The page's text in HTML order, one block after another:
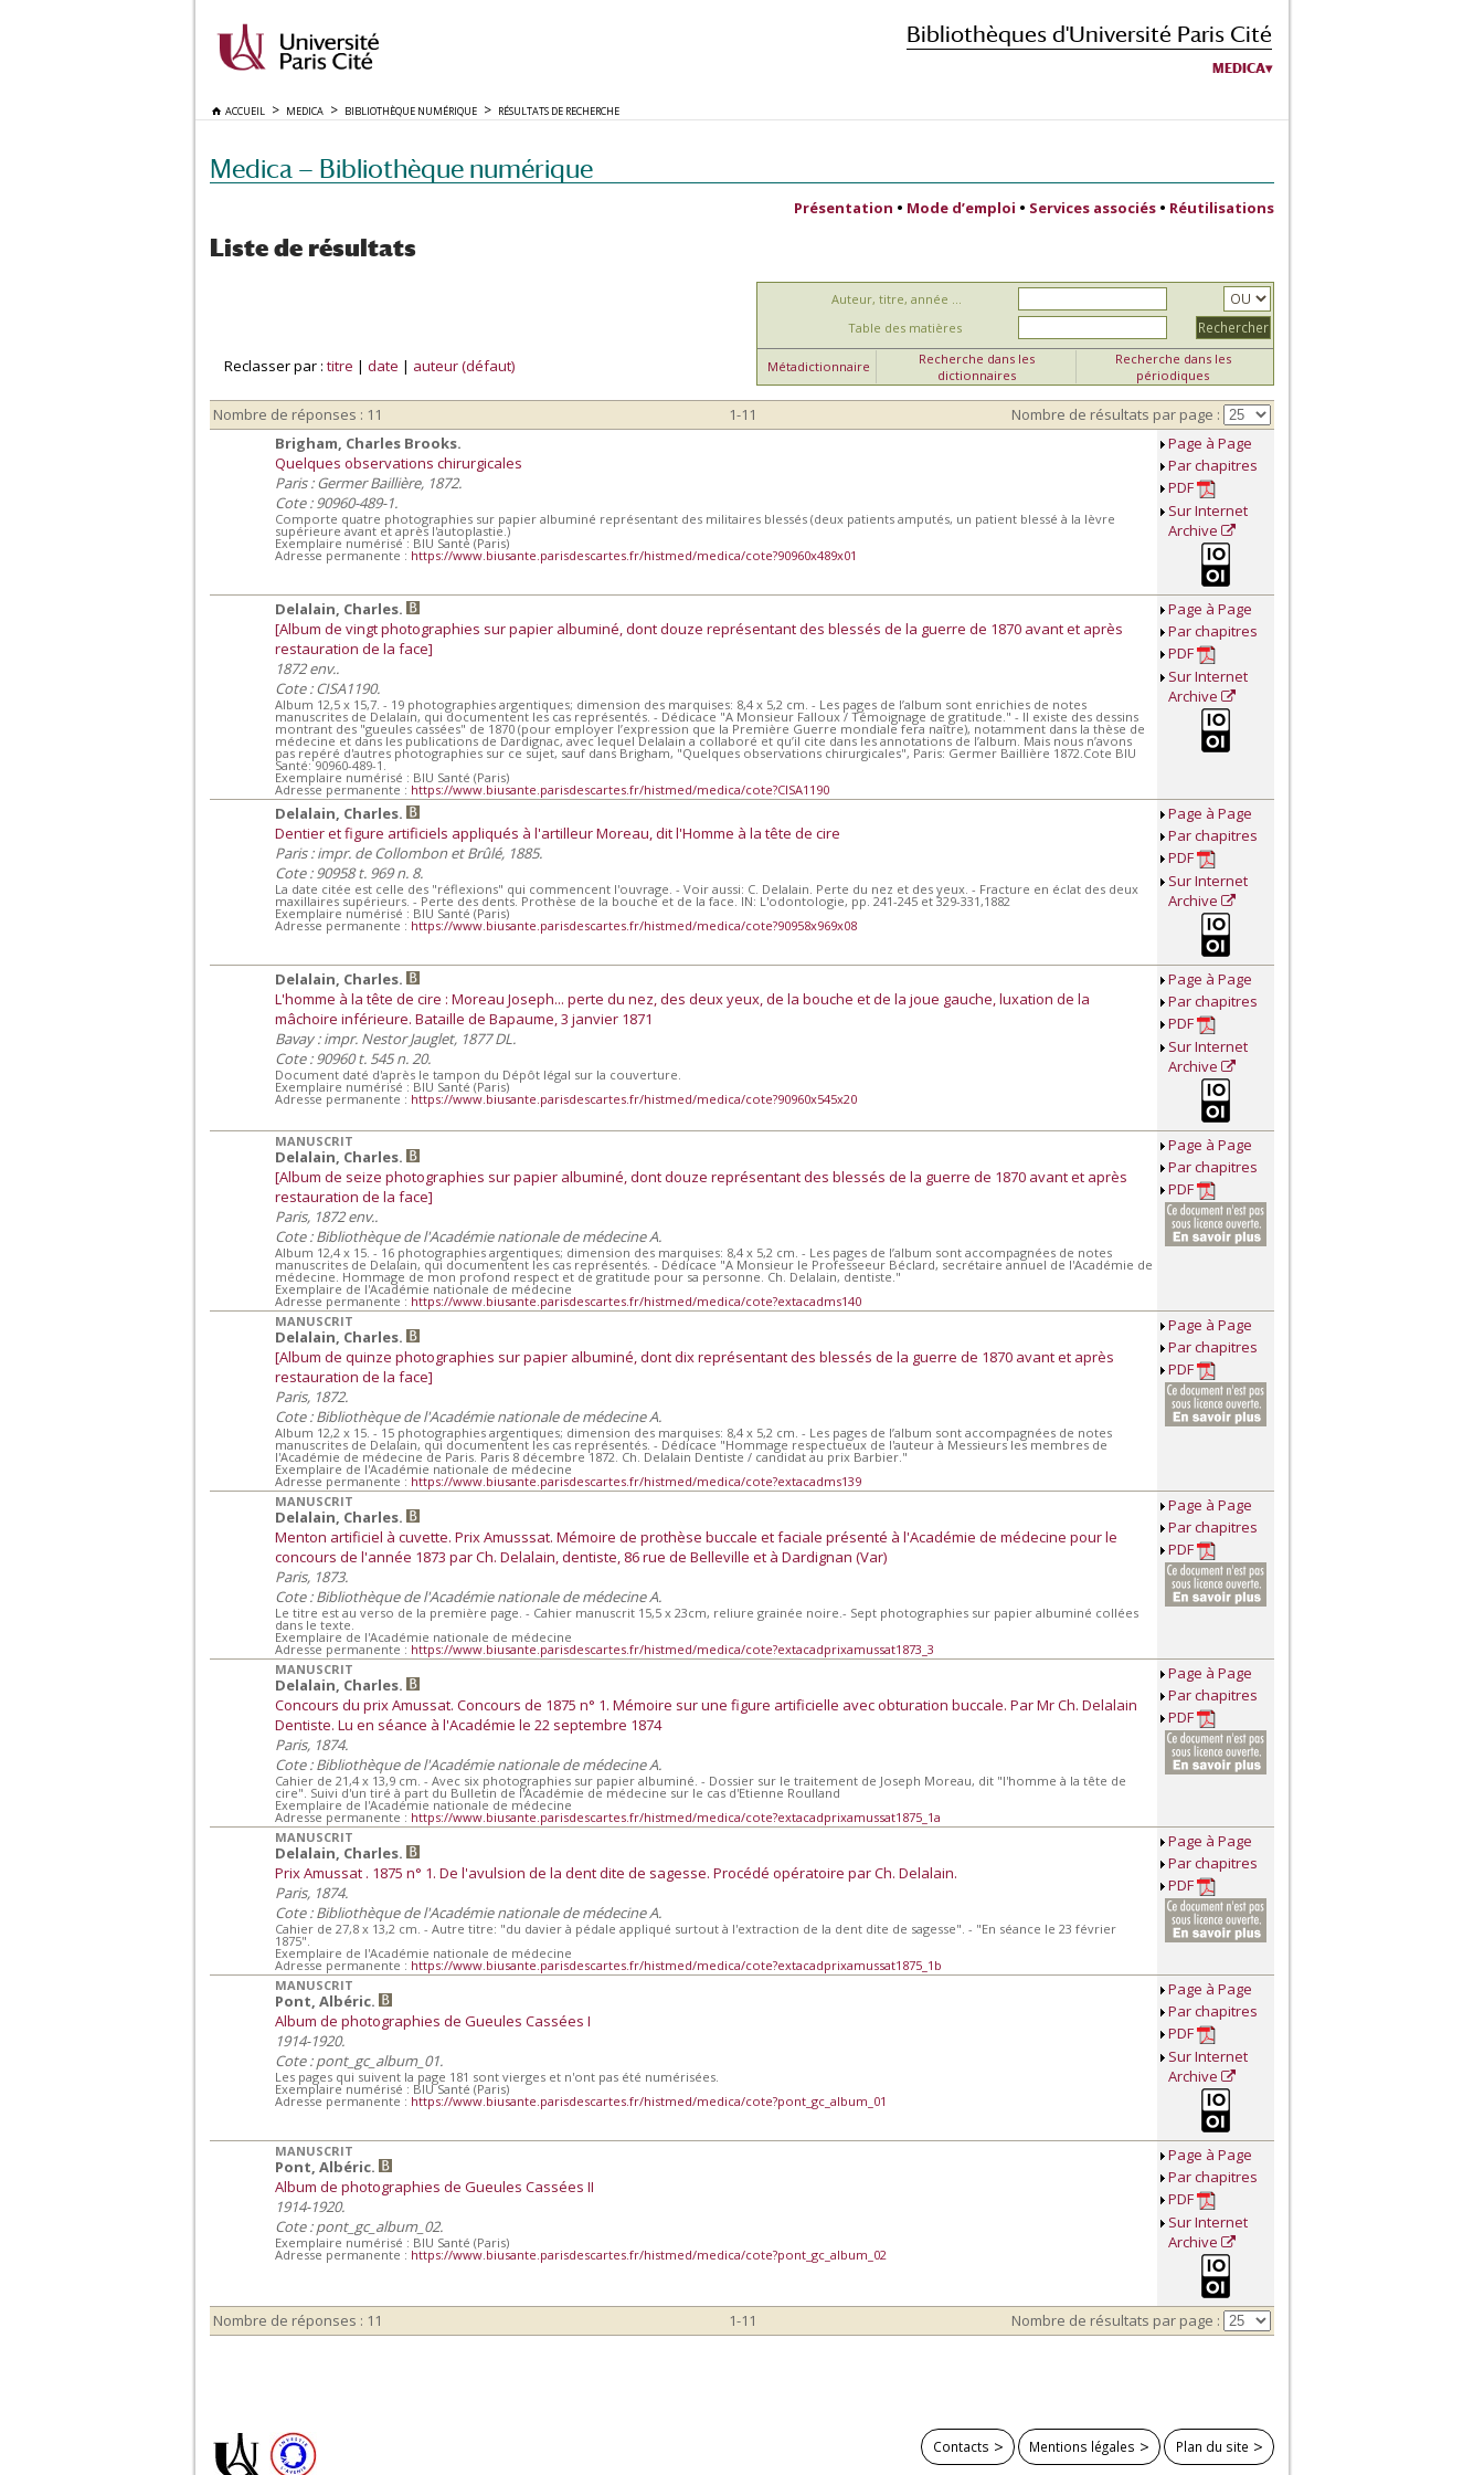
Bibliothèques d'Université Paris Cité
MEDICA
ACCUEIL MEDICA BIBLIOTHÈQUE NUMÉRIQUE RÉSULTATS DE RECHERCHE
Medica — Bibliothèque numérique
Présentation • Mode d’emploi • Services associés • Réutilisations
Liste de résultats
Reclasser par : titre | date | auteur (défaut)
Auteur, titre, année ...
Table des matières
Métadictionnaire
Recherche dans les
dictionnaires
Recherche dans les
périodiques
Nombre de réponses : 11 1-11
Nombre de résultats par page :
Brigham, Charles Brooks.
Quelques observations chirurgicales
Paris : Germer Baillière, 1872.
Cote : 90960-489-1.
Comporte quatre photographies sur papier albuminé représentant des militaires blessés (deux patients amputés, un patient blessé à la lèvre
supérieure avant et après l'autoplastie.)
Exemplaire numérisé : BIU Santé (Paris)
Adresse permanente : https://www.biusante.parisdescartes.fr/histmed/medica/cote?90960x489x01
Page à Page
Par chapitres
PDF
Sur Internet
Archive
Delalain, Charles.
[Album de vingt photographies sur papier albuminé, dont douze représentant des blessés de la guerre de 1870 avant et après
restauration de la face]
1872 env..
Cote : CISA1190.
Album 12,5 x 15,7. - 19 photographies argentiques; dimension des marquises: 8,4 x 5,2 cm. - Les pages de l’album sont enrichies de notes
manuscrites de Delalain, qui documentent les cas représentés. - Dédicace "A Monsieur Falloux / Témoignage de gratitude." - Il existe des dessins
montrant des "gueules cassées" de 1870 (pour employer l’expression que la Première Guerre mondiale fera naître), notamment dans la thèse de
médecine et dans les publications de Dardignac, avec lequel Delalain a collaboré et qu’il cite dans les annotations de l’album. Mais nous n’avons
pas repéré d'autres photographies sur ce sujet, sauf dans Brigham, "Quelques observations chirurgicales", Paris: Germer Baillière 1872.Cote BIU
Santé: 90960-489-1.
Exemplaire numérisé : BIU Santé (Paris)
Adresse permanente : https://www.biusante.parisdescartes.fr/histmed/medica/cote?CISA1190
Page à Page
Par chapitres
PDF
Sur Internet
Archive
Delalain, Charles.
Dentier et figure artificiels appliqués à l'artilleur Moreau, dit l'Homme à la tête de cire
Paris : impr. de Collombon et Brûlé, 1885.
Cote : 90958 t. 969 n. 8.
La date citée est celle des "réflexions" qui commencent l'ouvrage. - Voir aussi: C. Delalain. Perte du nez et des yeux. - Fracture en éclat des deux
maxillaires supérieurs. - Perte des dents. Prothèse de la bouche et de la face. IN: L'odontologie, pp. 241-245 et 329-331,1882
Exemplaire numérisé : BIU Santé (Paris)
Adresse permanente : https://www.biusante.parisdescartes.fr/histmed/medica/cote?90958x969x08
Page à Page
Par chapitres
PDF
Sur Internet
Archive
Delalain, Charles.
L'homme à la tête de cire : Moreau Joseph... perte du nez, des deux yeux, de la bouche et de la joue gauche, luxation de la
mâchoire inférieure. Bataille de Bapaume, 3 janvier 1871
Bavay : impr. Nestor Jauglet, 1877 DL.
Cote : 90960 t. 545 n. 20.
Document daté d'après le tampon du Dépôt légal sur la couverture.
Exemplaire numérisé : BIU Santé (Paris)
Adresse permanente : https://www.biusante.parisdescartes.fr/histmed/medica/cote?90960x545x20
Page à Page
Par chapitres
PDF
Sur Internet
Archive
MANUSCRIT
Delalain, Charles.
[Album de seize photographies sur papier albuminé, dont douze représentant des blessés de la guerre de 1870 avant et après
restauration de la face]
Paris, 1872 env..
Cote : Bibliothèque de l'Académie nationale de médecine A.
Album 12,4 x 15. - 16 photographies argentiques; dimension des marquises: 8,4 x 5,2 cm. - Les pages de l’album sont accompagnées de notes
manuscrites de Delalain, qui documentent les cas représentés. - Dédicace "A Monsieur le Professeeur Béclard, secrétaire annuel de l'Académie de
médecine. Hommage de mon profond respect et de gratitude pour sa personne. Ch. Delalain, dentiste."
Exemplaire de l'Académie nationale de médecine
Adresse permanente : https://www.biusante.parisdescartes.fr/histmed/medica/cote?extacadms140
Page à Page
Par chapitres
PDF
MANUSCRIT
Delalain, Charles.
[Album de quinze photographies sur papier albuminé, dont dix représentant des blessés de la guerre de 1870 avant et après
restauration de la face]
Paris, 1872.
Cote : Bibliothèque de l'Académie nationale de médecine A.
Album 12,2 x 15. - 15 photographies argentiques; dimension des marquises: 8,4 x 5,2 cm. - Les pages de l’album sont accompagnées de notes
manuscrites de Delalain, qui documentent les cas représentés. - Dédicace "Hommage respectueux de l'auteur à Messieurs les membres de
l'Académie de médecine de Paris. Paris 8 décembre 1872. Ch. Delalain Dentiste / candidat au prix Barbier."
Exemplaire de l'Académie nationale de médecine
Adresse permanente : https://www.biusante.parisdescartes.fr/histmed/medica/cote?extacadms139
Page à Page
Par chapitres
PDF
MANUSCRIT
Delalain, Charles.
Menton artificiel à cuvette. Prix Amusssat. Mémoire de prothèse buccale et faciale présenté à l'Académie de médecine pour le
concours de l'année 1873 par Ch. Delalain, dentiste, 86 rue de Belleville et à Dardignan (Var)
Paris, 1873.
Cote : Bibliothèque de l'Académie nationale de médecine A.
Le titre est au verso de la première page. - Cahier manuscrit 15,5 x 23cm, reliure grainée noire.- Sept photographies sur papier albuminé collées
dans le texte.
Exemplaire de l'Académie nationale de médecine
Adresse permanente : https://www.biusante.parisdescartes.fr/histmed/medica/cote?extacadprixamussat1873_3
Page à Page
Par chapitres
PDF
MANUSCRIT
Delalain, Charles.
Concours du prix Amussat. Concours de 1875 n° 1. Mémoire sur une figure artificielle avec obturation buccale. Par Mr Ch. Delalain
Dentiste. Lu en séance à l'Académie le 22 septembre 1874
Paris, 1874.
Cote : Bibliothèque de l'Académie nationale de médecine A.
Cahier de 21,4 x 13,9 cm. - Avec six photographies sur papier albuminé. - Dossier sur le traitement de Joseph Moreau, dit "l'homme à la tête de
cire". Suivi d'un tiré à part du Bulletin de l'Académie de médecine sur le cas d'Etienne Roulland
Exemplaire de l'Académie nationale de médecine
Adresse permanente : https://www.biusante.parisdescartes.fr/histmed/medica/cote?extacadprixamussat1875_1a
Page à Page
Par chapitres
PDF
MANUSCRIT
Delalain, Charles.
Prix Amussat . 1875 n° 1. De l'avulsion de la dent dite de sagesse. Procédé opératoire par Ch. Delalain.
Paris, 1874.
Cote : Bibliothèque de l'Académie nationale de médecine A.
Cahier de 27,8 x 13,2 cm. - Autre titre: "du davier à pédale appliqué surtout à l'extraction de la dent dite de sagesse". - "En séance le 23 février
1875".
Exemplaire de l'Académie nationale de médecine
Adresse permanente : https://www.biusante.parisdescartes.fr/histmed/medica/cote?extacadprixamussat1875_1b
Page à Page
Par chapitres
PDF
MANUSCRIT
Pont, Albéric.
Album de photographies de Gueules Cassées I
1914-1920.
Cote : pont_gc_album_01.
Les pages qui suivent la page 181 sont vierges et n'ont pas été numérisées.
Exemplaire numérisé : BIU Santé (Paris)
Adresse permanente : https://www.biusante.parisdescartes.fr/histmed/medica/cote?pont_gc_album_01
Page à Page
Par chapitres
PDF
Sur Internet
Archive
MANUSCRIT
Pont, Albéric.
Album de photographies de Gueules Cassées II
1914-1920.
Cote : pont_gc_album_02.
Exemplaire numérisé : BIU Santé (Paris)
Adresse permanente : https://www.biusante.parisdescartes.fr/histmed/medica/cote?pont_gc_album_02
Page à Page
Par chapitres
PDF
Sur Internet
Archive
Nombre de réponses : 11 1-11 Nombre de résultats par page :
Contacts Mentions légales Plan du site